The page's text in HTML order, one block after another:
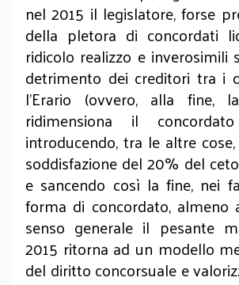
nel 2015 il legislatore, forse
della pletora di concordati
ridicolo realizzo e inverosimili
detrimento dei creditori tra i
l’Erario (ovvero, alla fine,
ridimensiona il
introducendo, tra le altre
soddisfazione del 20% del
e sancendo così la fine, nei
forma di concordato, almeno
senso generale il pesante
2015 ritorna ad un modello
del diritto concorsuale e